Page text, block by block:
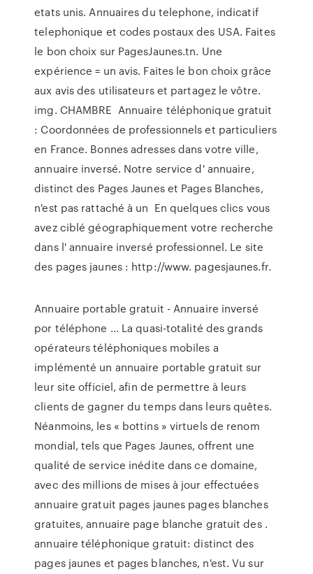
etats unis. Annuaires du telephone, indicatif
telephonique et codes postaux des USA. Faites
le bon choix sur PagesJaunes.tn. Une
expérience = un avis. Faites le bon choix grâce
aux avis des utilisateurs et partagez le vôtre.
img. CHAMBRE Annuaire téléphonique gratuit
: Coordonnées de professionnels et particuliers
en France. Bonnes adresses dans votre ville,
annuaire inversé. Notre service d' annuaire,
distinct des Pages Jaunes et Pages Blanches,
n'est pas rattaché à un En quelques clics vous
avez ciblé géographiquement votre recherche
dans l' annuaire inversé professionnel. Le site
des pages jaunes : http://www. pagesjaunes.fr.
Annuaire portable gratuit - Annuaire inversé
por téléphone ... La quasi-totalité des grands
opérateurs téléphoniques mobiles a
implémenté un annuaire portable gratuit sur
leur site officiel, afin de permettre à leurs
clients de gagner du temps dans leurs quêtes.
Néanmoins, les « bottins » virtuels de renom
mondial, tels que Pages Jaunes, offrent une
qualité de service inédite dans ce domaine,
avec des millions de mises à jour effectuées
annuaire gratuit pages jaunes pages blanches
gratuites, annuaire page blanche gratuit des .
annuaire téléphonique gratuit: distinct des
pages jaunes et pages blanches, n'est. Vu sur